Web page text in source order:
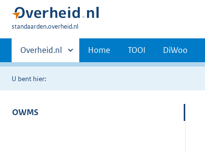
U
hier:
standaarden.overheid.nl
Primaire
navigatie
Andere
sites
binnen
Overheid.nl Home TOOI DiWoo
U bent hier:
OWMS